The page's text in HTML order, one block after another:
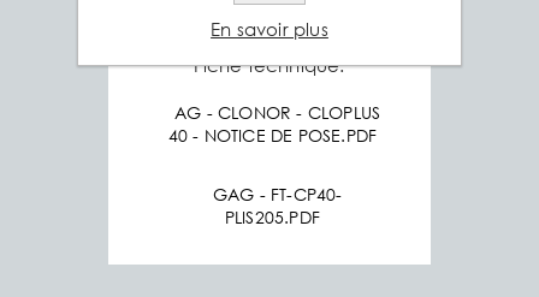
Fiche technique:
AG - CLONOR - CLOPLUS
40 - NOTICE DE POSE.PDF
GAG - FT-CP40-
PLIS205.PDF
En savoir plus